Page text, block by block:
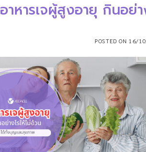
อาหารเจผู้สูงอายุ กินอย่
POSTED ON 16/